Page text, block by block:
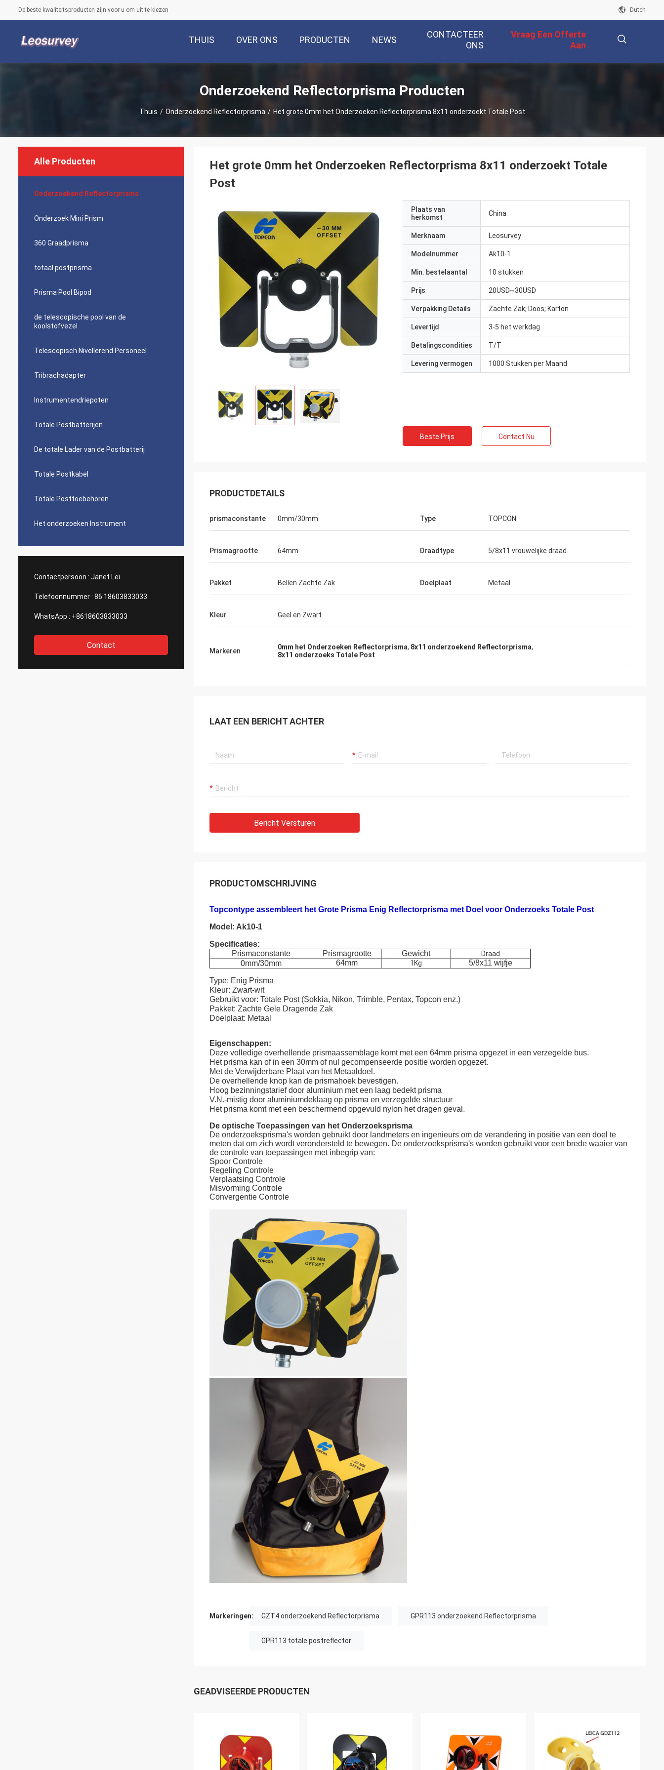
De beste kwaliteitsproducten zijn voor u om uit te kiezen Dutch
THUIS OVER ONS PRODUCTEN NEWS
CONTACTEER
ONS
Vraag Een Offerte
Aan
Onderzoekend Reflectorprisma Producten
Thuis / Onderzoekend Reflectorprisma / Het grote 0mm het Onderzoeken Reflectorprisma 8x11 onderzoekt Totale Post
Alle Producten
Onderzoekend Reflectorprisma
Onderzoek Mini Prism
360 Graadprisma
totaal postprisma
Prisma Pool Bipod
de telescopische pool van de
koolstofvezel
Telescopisch Nivellerend Personeel
Tribrachadapter
Instrumentendriepoten
Totale Postbatterijen
De totale Lader van de Postbatterij
Totale Postkabel
Totale Posttoebehoren
Het onderzoeken Instrument
Contactpersoon : Janet Lei
Telefoonnummer : 86 18603833033
WhatsApp : +8618603833033
Contact
Het grote 0mm het Onderzoeken Reflectorprisma 8x11 onderzoekt Totale
Post
Plaats van
herkomst
China
Merknaam Leosurvey
Modelnummer Ak10-1
Min. bestelaantal 10 stukken
Prijs 20USD~30USD
Verpakking Details Zachte Zak; Doos; Karton
Levertijd 3-5 het werkdag
Betalingscondities T/T
Levering vermogen 1000 Stukken per Maand
Beste Prijs Contact Nu
PRODUCTDETAILS
prismaconstante 0mm/30mm Type TOPCON
Prismagrootte 64mm Draadtype 5/8x11 vrouwelijke draad
Pakket Bellen Zachte Zak Doelplaat Metaal
Kleur Geel en Zwart
Markeren 0mm het Onderzoeken Reflectorprisma, 8x11 onderzoekend Reflectorprisma,
8x11 onderzoeks Totale Post
LAAT EEN BERICHT ACHTER
Bericht Versturen
PRODUCTOMSCHRIJVING
Topcontype assembleert het Grote Prisma Enig Reflectorprisma met Doel voor Onderzoeks Totale Post
Model: Ak10-1
Specificaties:
Prismaconstante
Prismagrootte Gewicht Draad
0mm/30mm 64mm 1Kg 5/8x11 wijfje
Type: Enig Prisma
Kleur: Zwart-wit
Gebruikt voor: Totale Post (Sokkia, Nikon, Trimble, Pentax, Topcon enz.)
Pakket: Zachte Gele Dragende Zak
Doelplaat: Metaal
Eigenschappen:
Deze volledige overhellende prismaassemblage komt met een 64mm prisma opgezet in een verzegelde bus.
Het prisma kan of in een 30mm of nul gecompenseerde positie worden opgezet.
Met de Verwijderbare Plaat van het Metaaldoel.
De overhellende knop kan de prismahoek bevestigen.
Hoog bezinningstarief door aluminium met een laag bedekt prisma
V.N.-mistig door aluminiumdeklaag op prisma en verzegelde structuur
Het prisma komt met een beschermend opgevuld nylon het dragen geval.
De optische Toepassingen van het Onderzoeksprisma
De onderzoeksprisma's worden gebruikt door landmeters en ingenieurs om de verandering in positie van een doel te
meten dat om zich wordt verondersteld te bewegen. De onderzoeksprisma's worden gebruikt voor een brede waaier van
de controle van toepassingen met inbegrip van:
Spoor Controle
Regeling Controle
Verplaatsing Controle
Misvorming Controle
Convergentie Controle
Markeringen: GZT4 onderzoekend Reflectorprisma GPR113 onderzoekend Reflectorprisma
GPR113 totale postreflector
GEADVISEERDE PRODUCTEN